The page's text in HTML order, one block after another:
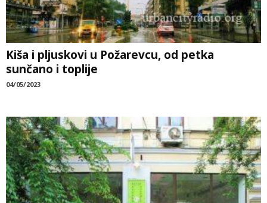
Kiša i pljuskovi u Požarevcu, od petka
sunčano i toplije
04/05/2023